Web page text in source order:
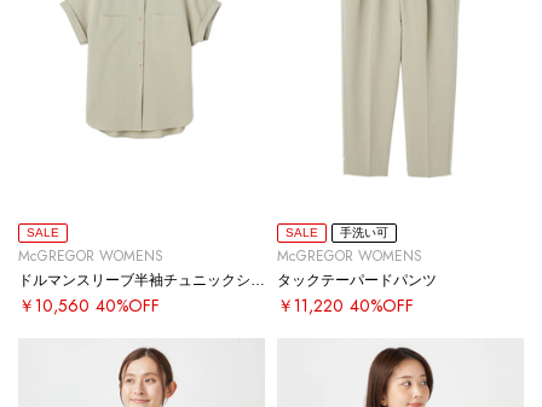
SALE
McGREGOR WOMENS
ドルマンスリーブ半袖チュニックシャツ
￥10,560 40%OFF
SALE 手洗い可
McGREGOR WOMENS
タックテーパードパンツ
￥11,220 40%OFF